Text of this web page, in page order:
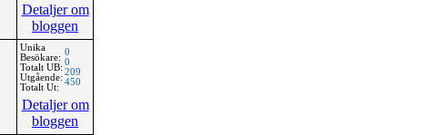
Detaljer om
bloggen
Unika
Besökare:
Totalt UB:
Utgående:
Totalt Ut:
0
0
209
450
Detaljer om
bloggen